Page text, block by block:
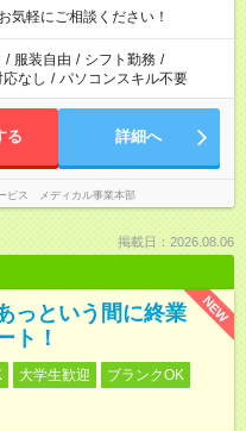
軽にご相談ください！
/ 服装自由 / シフト勤務 /
なし / パソコンスキル不要
る 詳細へ
ビス メディカル事業本部
掲載日：2026.08.06
NEW
っという間に終業
ト！
大学生歓迎
ブランクOK